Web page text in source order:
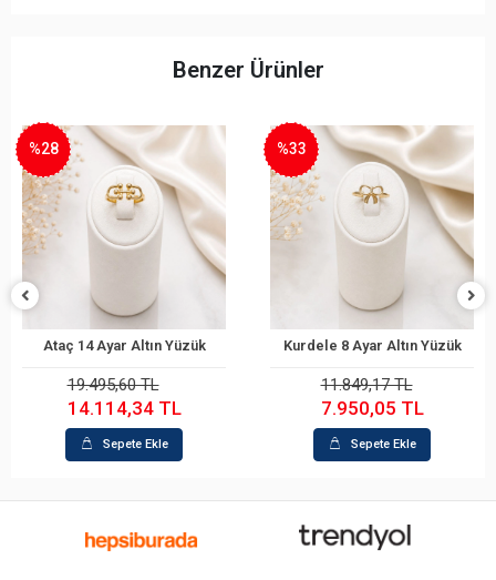
Benzer Ürünler
Sepete Ekle
Ayar Altın Yüzük
TL
TL
Sepete Ekle
Sepete Ekle
Kurdele 8 Ayar Altın Yüzük
11.849,17 TL
7.950,05 TL
Sepete Ekle
%31